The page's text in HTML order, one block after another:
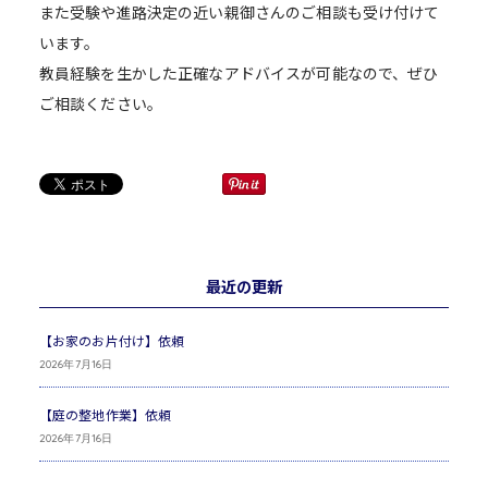
また受験や進路決定の近い親御さんのご相談も受け付けて
います。
教員経験を生かした正確なアドバイスが可能なので、ぜひ
ご相談ください。
最近の更新
【お家のお片付け】依頼
2026年7月16日
【庭の整地作業】依頼
2026年7月16日